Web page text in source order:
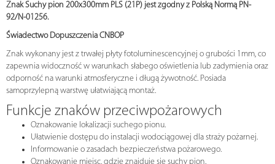
Znak Suchy pion 200x300mm PLS (21P) jest zgodny z Polską Normą PN-
92/N-01256.
Świadectwo Dopuszczenia CNBOP
Znak wykonany jest z trwałej płyty fotoluminescencyjnej o grubości 1mm, co
zapewnia widoczność w warunkach słabego oświetlenia lub zadymienia oraz
odporność na warunki atmosferyczne i długą żywotność. Posiada
samoprzylepną warstwę ułatwiającą montaż.
Funkcje znaków przeciwpożarowych
Oznakowanie lokalizacji suchego pionu.
Ułatwienie dostępu do instalacji wodociągowej dla straży pożarnej.
Informowanie o zasadach bezpieczeństwa pożarowego.
Oznakowanie miejsc, gdzie znajduje się suchy pion.